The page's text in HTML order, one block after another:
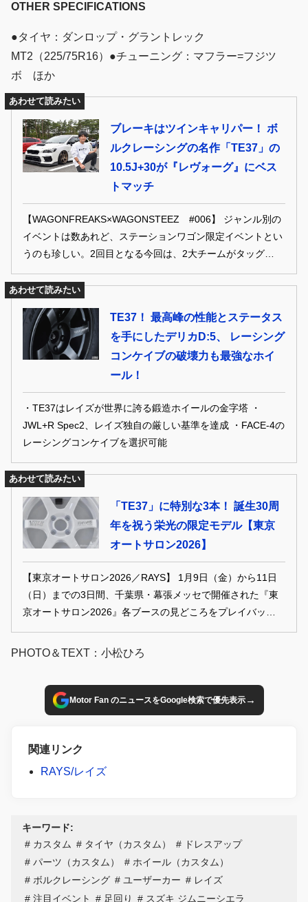
OTHER SPECIFICATIONS
●タイヤ：ダンロップ・グラントレック
MT2（225/75R16）●チューニング：マフラー=フジツ
ボ ほか
あわせて読みたい
ブレーキはツインキャリパー！ ボ
ルクレーシングの名作「TE37」の
10.5J+30が『レヴォーグ』にベス
トマッチ
【WAGONFREAKS×WAGONSTEEZ #006】 ジャンル別の
イベントは数あれど、ステーションワゴン限定イベントとい
うのも珍しい。2回目となる今回は、2大チームがタッグを組
んで開催。北は北海道から南は宮崎まで200台以上のステー
ションワゴンが集まった。そんなビッグインベトで見つけた
個性はオーナー達をピックアップ！
あわせて読みたい
TE37！ 最高峰の性能とステータス
を手にしたデリカD:5、 レーシング
コンケイブの破壊力も最強なホイ
ール！
・TE37はレイズが世界に誇る鍛造ホイールの金字塔 ・
JWL+R Spec2、レイズ独自の厳しい基準を達成 ・FACE‐4の
レーシングコンケイブを選択可能
あわせて読みたい
「TE37」に特別な3本！ 誕生30周
年を祝う栄光の限定モデル【東京
オートサロン2026】
【東京オートサロン2026／RAYS】 1月9日（金）から11日
（日）までの3日間、千葉県・幕張メッセで開催された『東
京オートサロン2026』各ブースの見どころをプレイバック。
人気のホイールシリーズを多数ラインアップするレイズは、
ボルクレーシング『TE37』のアニバーサリーモデルを披露
PHOTO＆TEXT：小松ひろ
Motor Fan のニュースをGoogle検索で優先表示→
関連リンク
RAYS/レイズ
キーワード:
カスタム
タイヤ（カスタム）
ドレスアップ
パーツ（カスタム）
ホイール（カスタム）
ボルクレーシング
ユーザーカー
レイズ
注目イベント
足回り
スズキ ジムニーシエラ